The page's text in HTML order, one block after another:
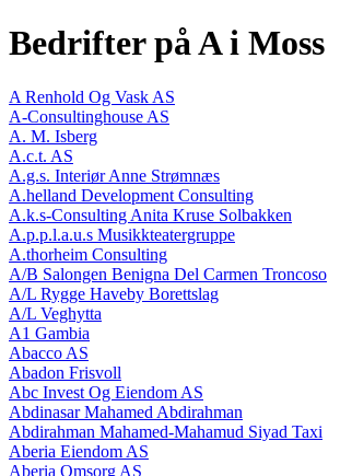
Bedrifter på A i Moss
A Renhold Og Vask AS
A-Consultinghouse AS
A. M. Isberg
A.c.t. AS
A.g.s. Interiør Anne Strømnæs
A.helland Development Consulting
A.k.s-Consulting Anita Kruse Solbakken
A.p.p.l.a.u.s Musikkteatergruppe
A.thorheim Consulting
A/B Salongen Benigna Del Carmen Troncoso
A/L Rygge Haveby Borettslag
A/L Veghytta
A1 Gambia
Abacco AS
Abadon Frisvoll
Abc Invest Og Eiendom AS
Abdinasar Mahamed Abdirahman
Abdirahman Mahamed-Mahamud Siyad Taxi
Aberia Eiendom AS
Aberia Omsorg AS